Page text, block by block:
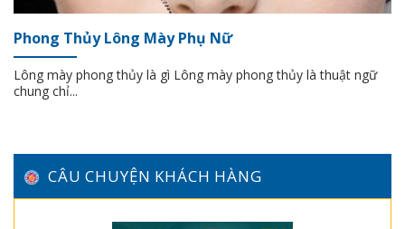
Phong Thủy Lông Mày Phụ Nữ
Lông mày phong thủy là gì Lông mày phong thủy là thuật ngữ
chung chỉ...
CÂU CHUYỆN KHÁCH HÀNG